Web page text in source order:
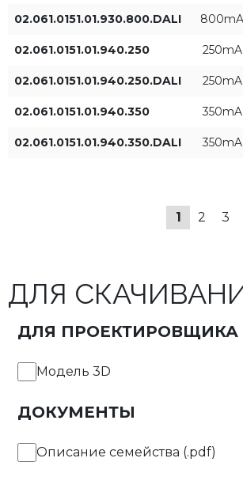
Тип управления
DALI
02.061.0151.01.930.800.DALI 800mA
02.061.0151.01.940.250 250mA
02.061.0151.01.940.250.DALI 250mA
02.061.0151.01.940.350 350mA
02.061.0151.01.940.350.DALI 350mA
1 2 3
ДЛЯ
ДЛЯ ПРОЕКТИРОВЩИКА
Модель 3D
ДОКУМЕНТЫ
Описание семейства (.pdf)